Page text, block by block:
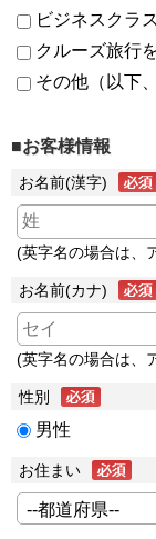
ビジネスクラ
クルーズ旅行
その他（以下
■お客様情報
お名前(漢字)
(英字名の場合は、
お名前(カナ)
(英字名の場合は、
性別
男性
お住まい